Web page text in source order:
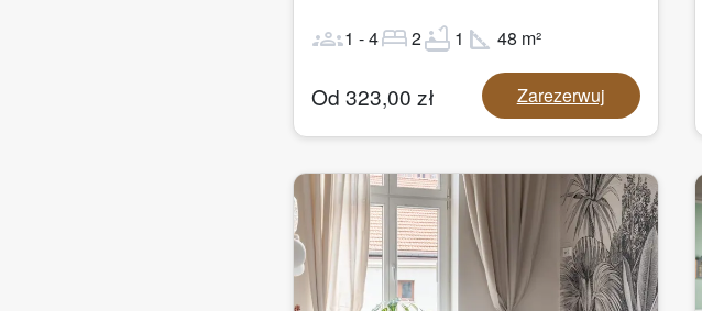
groups1 -4bed2bathtub 1 square_foot 48 m²
Od 323,00 zł Zarezerwuj